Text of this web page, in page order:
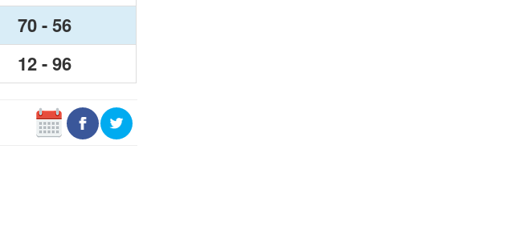
70 - 56
12 - 96